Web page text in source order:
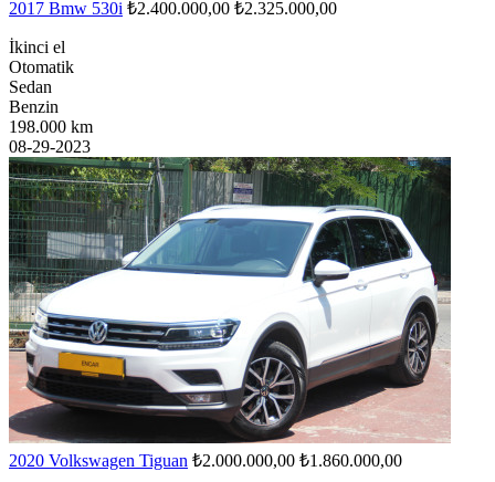
2017 Bmw 530i ₺2.400.000,00 ₺2.325.000,00
İkinci el
Otomatik
Sedan
Benzin
198.000 km
08-29-2023
2020 Volkswagen Tiguan ₺2.000.000,00 ₺1.860.000,00